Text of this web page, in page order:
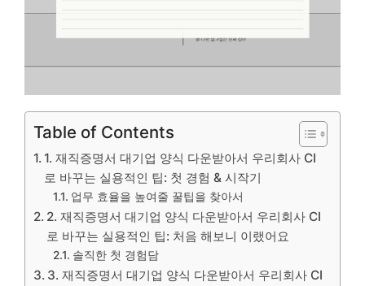
Table of Contents
1. 재직증명서 대기업 양식 다운받아서 우리회사 CI
로 바꾸는 실용적인 팁: 첫 경험 & 시작기
업무 효율을 높여줄 꿀팁을 찾아서
2. 재직증명서 대기업 양식 다운받아서 우리회사 CI
로 바꾸는 실용적인 팁: 처음 해보니 이랬어요
솔직한 첫 경험담
3. 재직증명서 대기업 양식 다운받아서 우리회사 CI